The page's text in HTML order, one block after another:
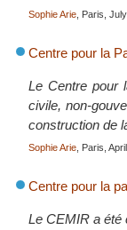
Sophie Arie , Paris,
Centre pour la
Le Centre pour
civile, non-
construction de
Sophie Arie , Paris,
Centre pour la
Le CEMIR a été